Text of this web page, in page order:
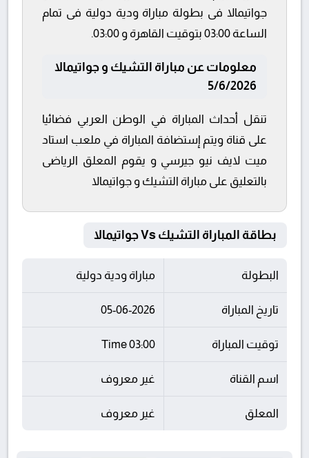
جواتيمالا فى بطولة مباراة ودية دولية فى تمام
الساعة 03:00 بتوقيت القاهرة و 03:00.
معلومات عن مباراة التشيك و جواتيمالا
5/6/2026
تنقل أحداث المباراة في الوطن العربي فضائيا
على قناة ويتم إستضافة المباراة في ملعب استاد
ميت لايف نيو جيرسي و يقوم المعلق الرياضى
بالتعليق على مباراة التشيك و جواتيمالا
بطاقة المباراة التشيك Vs جواتيمالا
البطولة مباراة ودية دولية
تاريخ المباراة 05-06-2026
توقيت المباراة 03:00 Time
اسم القناة غير معروف
المعلق غير معروف